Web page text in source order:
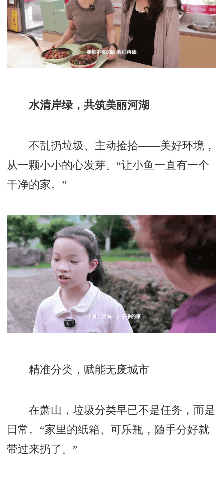
水清岸绿，共筑美丽河湖
不乱扔垃圾、主动捡拾——美好环境，
从一颗小小的心发芽。“让小鱼一直有一个
干净的家。”
精准分类，赋能无废城市
在萧山，垃圾分类早已不是任务，而是
日常。“家里的纸箱、可乐瓶，随手分好就
带过来扔了。”